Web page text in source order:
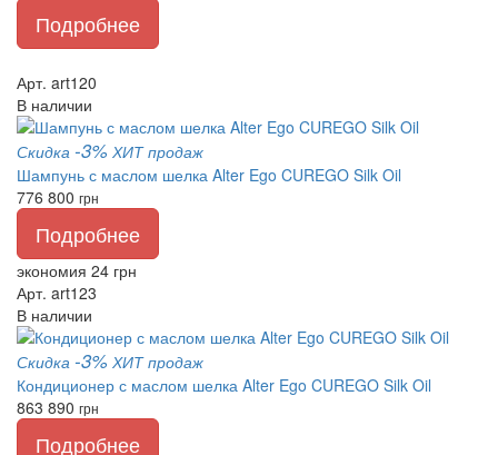
Подробнее
Арт. art120
В наличии
Скидка -3% ХИТ продаж
Шампунь с маслом шелка Alter Ego CUREGO Silk Oil
776 800 грн
Подробнее
экономия 24 грн
Арт. art123
В наличии
Скидка -3% ХИТ продаж
Кондиционер с маслом шелка Alter Ego CUREGO Silk Oil
863 890 грн
Подробнее